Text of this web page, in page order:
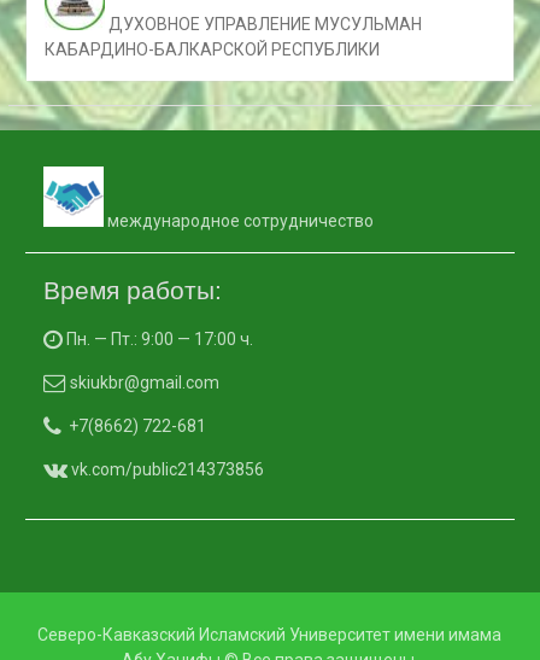
ДУХОВНОЕ УПРАВЛЕНИЕ МУСУЛЬМАН
КАБАРДИНО-БАЛКАРСКОЙ РЕСПУБЛИКИ
международное сотрудничество
Время работы:
Пн. — Пт.: 9:00 — 17:00 ч.
skiukbr@gmail.com
+7(8662) 722-681
vk.com/public214373856
Северо-Кавказский Исламский Университет имени имама